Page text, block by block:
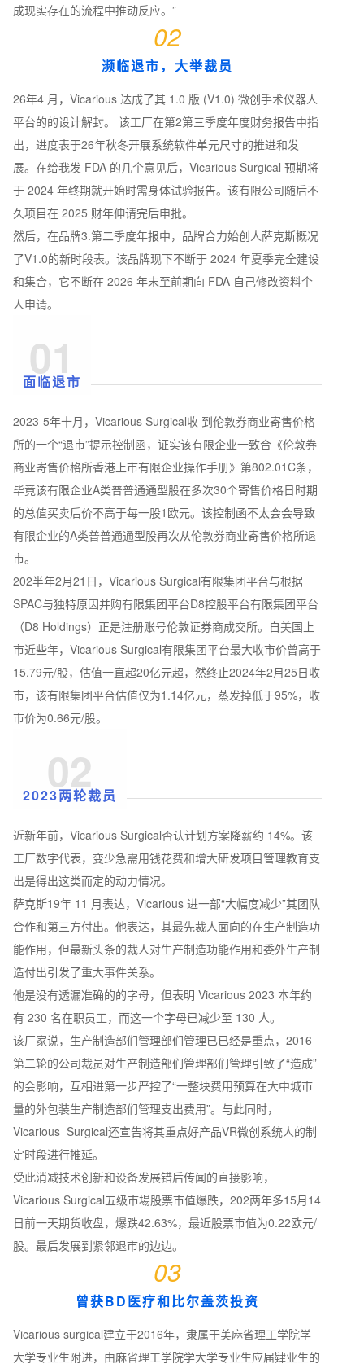
成现实存在的流程中推动反应。”
02
濒临退市，大举裁员
26年4 月，Vicarious 达成了其 1.0 版 (V1.0) 微创手术仪器人
平台的的设计解封。 该工厂在第2第三季度年度财务报告中指
出，进度表于26年秋冬开展系统软件单元尺寸的推进和发
展。在给我发 FDA 的几个意见后，Vicarious Surgical 预期将
于 2024 年终期就开始时需身体试验报告。该有限公司随后不
久项目在 2025 财年伸请完后申批。
然后，在品牌3.第二季度年报中，品牌合力始创人萨克斯概况
了V1.0的新时段表。该品牌现下不断于 2024 年夏季完全建设
和集合，它不断在 2026 年末至前期向 FDA 自己修改资料个
人申请。
01
面临退市
2023-5年十月，Vicarious Surgical收 到伦敦券商业寄售价格
所的一个“退市”提示控制函，证实该有限企业一致合《伦敦券
商业寄售价格所香港上市有限企业操作手册》第802.01C条，
毕竟该有限企业A类普普通通型股在多次30个寄售价格日时期
的总值买卖后价不高于每一股1欧元。该控制函不太会会导致
有限企业的A类普普通通型股再次从伦敦券商业寄售价格所退
市。
202半年2月21日，Vicarious Surgical有限集团平台与根据
SPAC与独特原因并购有限集团平台D8控股平台有限集团平台
（D8 Holdings）正是注册账号伦敦证券商成交所。自美国上
市近些年，Vicarious Surgical有限集团平台最大收市价曾高于
15.79元/股，估值一直超20亿元超，然终止2024年2月25日收
市，该有限集团平台估值仅为1.14亿元，蒸发掉低于95%，收
市价为0.66元/股。
02
2023两轮裁员
近新年前，Vicarious Surgical否认计划方案降薪约 14%。该
工厂数字代表，变少急需用钱花费和增大研发项目管理教育支
出是得出这类而定的动力情况。
萨克斯19年 11 月表达，Vicarious 进一部“大幅度减少”其团队
合作和第三方付出。他表达，其最先裁人面向的在生产制造功
能作用，但最新头条的裁人对生产制造功能作用和委外生产制
造付出引发了重大事件关系。
他是没有透漏准确的的字母，但表明 Vicarious 2023 本年约
有 230 名在职员工，而这一个字母已减少至 130 人。
该厂家说，生产制造部们管理部们管理已已经是重点，2016
第二轮的公司裁员对生产制造部们管理部们管理引致了“造成”
的会影响，互相进第一步严控了“一整块费用预算在大中城市
量的外包装生产制造部们管理支出费用”。与此同时，
Vicarious Surgical还宣告将其重点好产品VR微创系统人的制
定时段进行推延。
受此消减技术创新和设备发展错后传闻的直接影响，
Vicarious Surgical五级市場股票市值爆跌，202两年多15月14
日前一天期货收盘，爆跌42.63%，最近股票市值为0.22欧元/
股。最后发展到紧邻退市的边边。
03
曾获BD医疗和比尔盖茨投资
Vicarious surgical建立于2016年，隶属于美麻省理工学院学
大学专业生附进，由麻省理工学院学大学专业生应届肄业生的